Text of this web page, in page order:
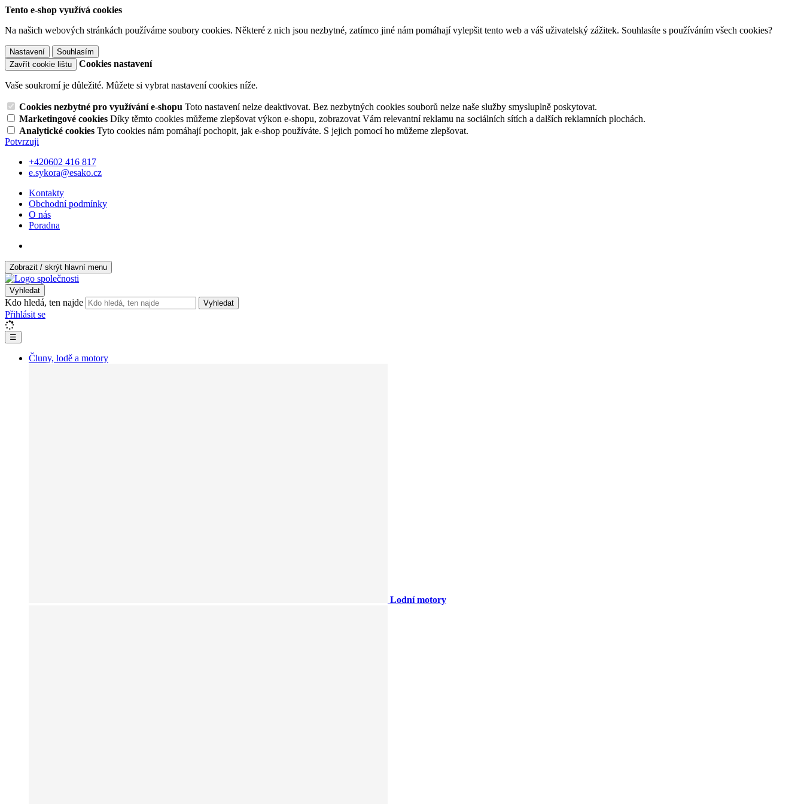
Tento e-shop využívá cookies
Na našich webových stránkách používáme soubory cookies. Některé z nich jsou nezbytné, zatímco jiné nám pomáhají vylepšit tento web a váš uživatelský zážitek. Souhlasíte s používáním všech cookies?
Nastavení
Souhlasím
Zavřít cookie lištu
Cookies nastavení
Vaše soukromí je důležité. Můžete si vybrat nastavení cookies níže.
Cookies nezbytné pro využívání e-shopu Toto nastavení nelze deaktivovat. Bez nezbytných cookies souborů nelze naše služby smysluplně poskytovat.
Marketingové cookies Díky těmto cookies můžeme zlepšovat výkon e-shopu, zobrazovat Vám relevantní reklamu na sociálních sítích a dalších reklamních plochách.
Analytické cookies Tyto cookies nám pomáhají pochopit, jak e-shop používáte. S jejich pomocí ho můžeme zlepšovat.
Potvrzuji
+420602 416 817
e.sykora@esako.cz
Kontakty
Obchodní podmínky
O nás
Poradna
Zobrazit / skrýt hlavní menu
Vyhledat
Kdo hledá, ten najde Vyhledat
Přihlásit se
☰
Čluny, lodě a motory
Lodní motory